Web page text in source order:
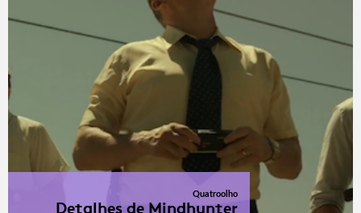
Quatroolho
Detalhes de Mindhunter